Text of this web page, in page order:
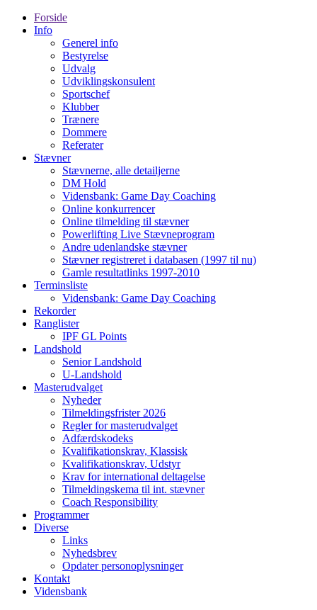
Forside
Info
Generel info
Bestyrelse
Udvalg
Udviklingskonsulent
Sportschef
Klubber
Trænere
Dommere
Referater
Stævner
Stævnerne, alle detailjerne
DM Hold
Vidensbank: Game Day Coaching
Online konkurrencer
Online tilmelding til stævner
Powerlifting Live Stævneprogram
Andre udenlandske stævner
Stævner registreret i databasen (1997 til nu)
Gamle resultatlinks 1997-2010
Terminsliste
Vidensbank: Game Day Coaching
Rekorder
Ranglister
IPF GL Points
Landshold
Senior Landshold
U-Landshold
Masterudvalget
Nyheder
Tilmeldingsfrister 2026
Regler for masterudvalget
Adfærdskodeks
Kvalifikationskrav, Klassisk
Kvalifikationskrav, Udstyr
Krav for international deltagelse
Tilmeldingskema til int. stævner
Coach Responsibility
Programmer
Diverse
Links
Nyhedsbrev
Opdater personoplysninger
Kontakt
Vidensbank